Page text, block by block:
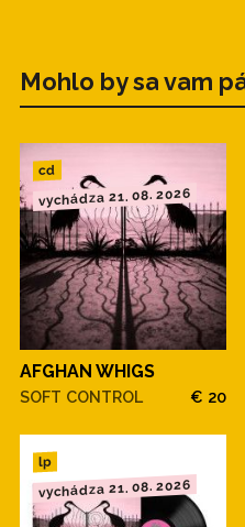
Mohlo by sa vam
cd
vychádza 21. 08. 2026
AFGHAN WHIGS
SOFT CONTROL € 20
lp
vychádza 21. 08. 2026